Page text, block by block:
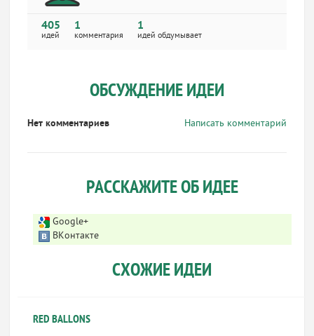
405
идей
1
комментария
1
идей обдумывает
ОБСУЖДЕНИЕ ИДЕИ
Написать комментарий
Нет комментариев
РАССКАЖИТЕ ОБ ИДЕЕ
Google+
ВКонтакте
СХОЖИЕ ИДЕИ
RED BALLONS